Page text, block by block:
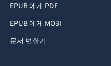
EPUB 에게 PDF
EPUB 에게 MOBI
문서 변환기